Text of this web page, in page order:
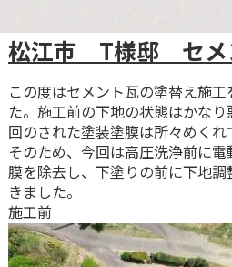
松江市 T様邸 セメ
この度はセメント瓦の塗替え施
た。施工前の下地の状態はかな
回のされた塗装塗膜は所々めくれ
そのため、今回は高圧洗浄前に
膜を除去し、下塗りの前に下地
きました。
施工前